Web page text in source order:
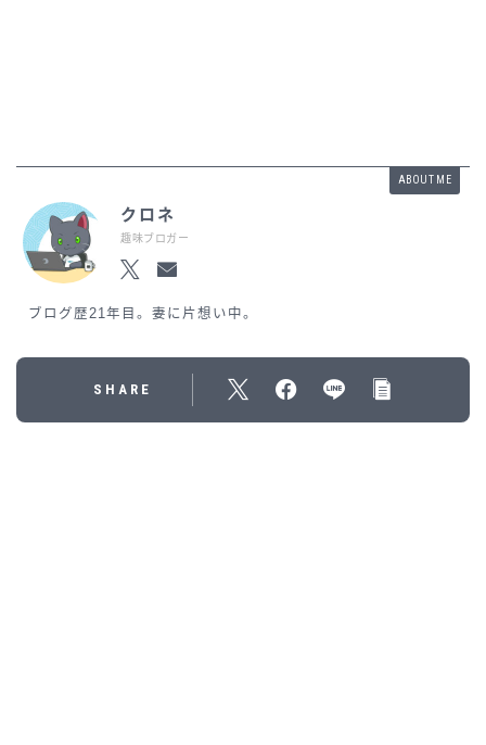
ABOUT ME
クロネ
趣味ブロガー
ブログ歴21年目。妻に片想い中。
SHARE